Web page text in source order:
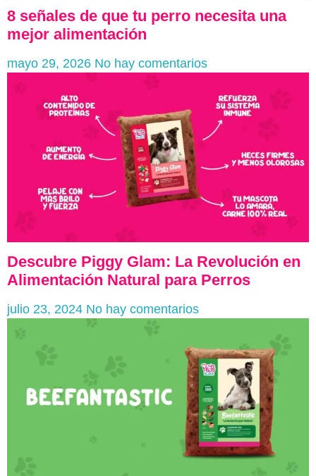
8 señales de que tu perro necesita una
mejor alimentación
mayo 29, 2026 No hay comentarios
Descubre Piggy Glam: La Revolución en
Alimentación Natural para Perros
julio 23, 2024 No hay comentarios